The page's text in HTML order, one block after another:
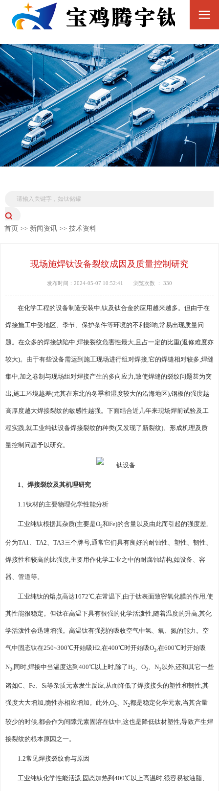
首页>> 新闻资讯>> 技术资料
现场施焊钛设备裂纹成因及质量控制研究
发布时间：2024-05-07 10:52:41 浏览次数 ： 330
在化学工程的设备制造安装中,钛及钛合金的应用越来越多。但由于在
焊接施工中受地区、季节、保护条件等环境的不利影响,常易出现质量问
题。在众多的焊接缺陷中,焊接裂纹危害性最大,且占一定的比重(返修难度亦
较大)。由于有些设备需运到施工现场进行组对焊接,它的焊缝相对较多,焊缝
集中,加之卷制与现场组对焊接产生的多向应力,致使焊缝的裂纹问题甚为突
出,施工环境越差(尤其在东北的冬季和湿度较大的沿海地区),钢板的强度越
高厚度越大焊接裂纹的敏感性越强。下面结合近几年来现场焊前试验及工
程实践,就工业纯钛设备焊接裂纹的种类(又发现了新裂纹)、形成机理及质
量控制问题予以研究。
1、焊接裂纹及其机理研究
1.1钛材的主要物理化学性能分析
工业纯钛根据其杂质(主要是O2和Fe)的含量以及由此而引起的强度差,
分为TA1、TA2、TA3三个牌号,通常它们具有良好的耐蚀性、塑性、韧性、
焊接性和较高的比强度,主要用作化学工业之中的耐腐蚀结构,如设备、容
器、管道等。
工业纯钛的熔点高达1672℃,在常温下,由于钛表面致密氧化膜的作用,使
其性能很稳定。但钛在高温下具有很强的化学活泼性,随着温度的升高,其化
学活泼性会迅速增强。高温钛有强烈的吸收空气中氢、氧、氮的能力。空
气中固态钛在250~300℃开始吸H2,在400℃时开始吸O2,在600℃时开始吸
N2,同时,焊接中当温度达到400℃以上时,除了H2、O2、N2以外,还和其它一些
诸如C、Fe、Si等杂质元素发生反应,从而降低了焊接接头的塑性和韧性,其
强度大大增加,脆性亦相应增加。此外,O2、N2都是稳定化学元素,当其含量
较少的时候,都会作为间隙元素固溶在钛中,这也是降低钛材塑性,导致产生焊
接裂纹的根本原因之一。
1.2常见焊接裂纹俞与原因
工业纯钛化学性能活泼,固态加热到400℃以上高温时,很容易被油脂、